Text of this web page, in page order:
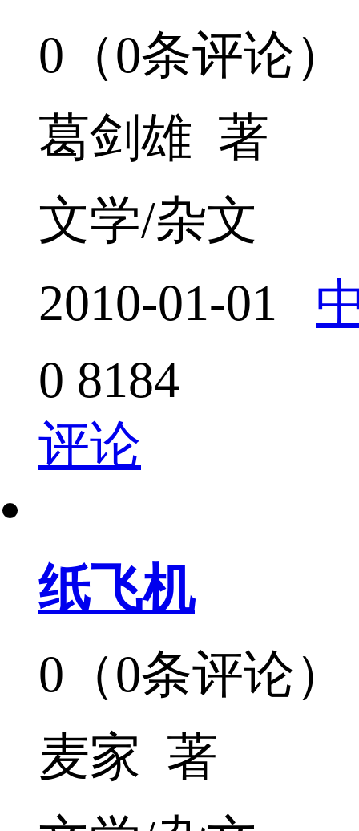
0（0条评论）
葛剑雄 著
文学/杂文
2010-01-01
0 8184
评论
纸飞机
0（0条评论）
麦家 著